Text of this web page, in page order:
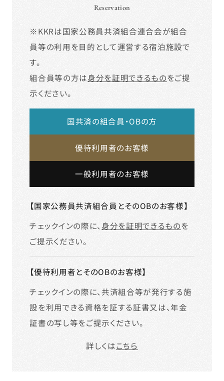
Reservation
※KKRは国家公務員共済組合連合会が組合
員等の利用を目的として運営する宿泊施設で
す。
組合員等の方は身分を証明できるものをご提
示ください。
国共済の組合員・OBの方
優待利用者のお客様
一般利用者のお客様
【国家公務員共済組合員とそのOBのお客様】
チェックインの際に、身分を証明できるものを
ご提示ください。
【優待利用者とそのOBのお客様】
チェックインの際に、共済組合等が発行する施
設を利用できる資格を証する証書又は、年金
証書の写し等をご提示ください。
詳しくはこちら